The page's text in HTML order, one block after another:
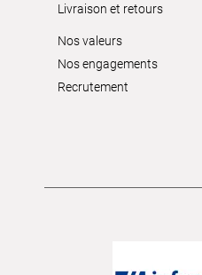
Livraison et retours
Nos valeurs
Nos engagements
Recrutement